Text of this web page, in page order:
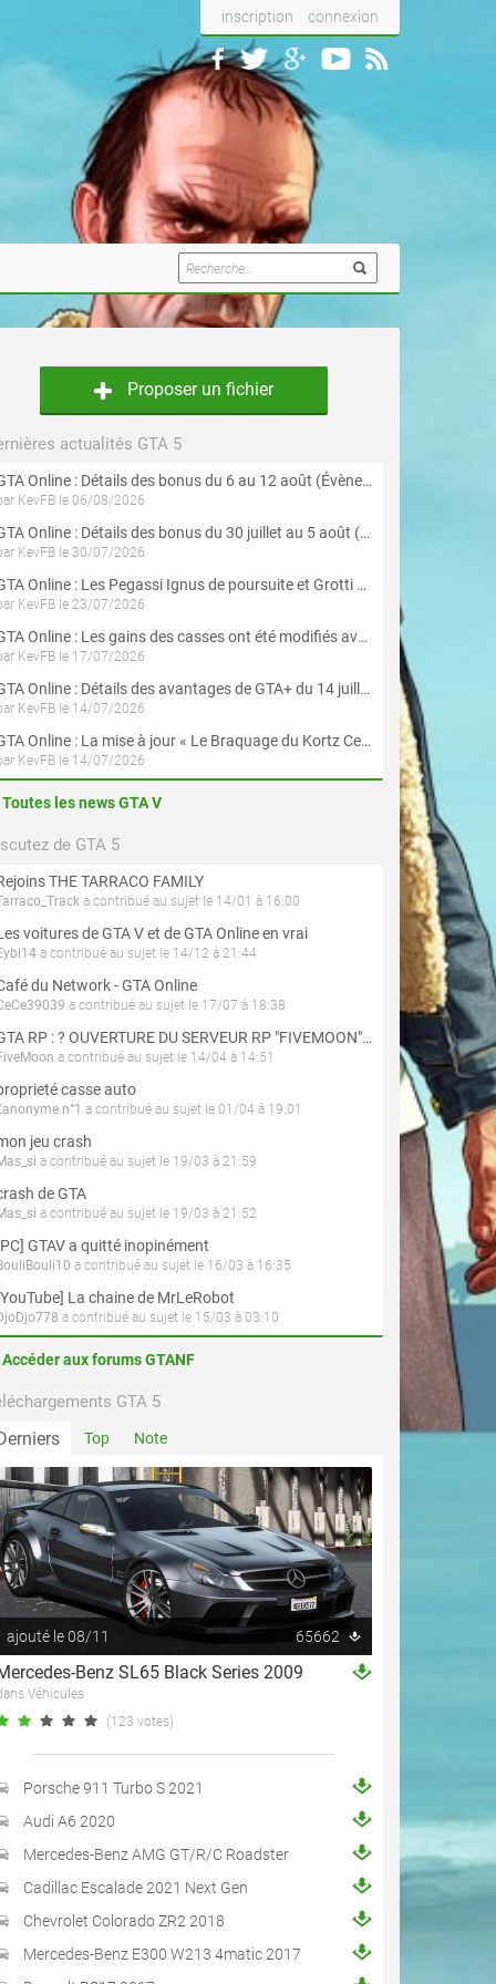
inscription connexion
Proposer un fichier
actualités GTA 5
GTA Online : Détails des bonus du 6 au 12 août (Évènement « Braquages de l'été » - Suite et fin)
KevFB le 06/08/2026
GTA Online : Détails des bonus du 30 juillet au 5 août (Évènement « Braquages d'été »)
KevFB le 30/07/2026
GTA Online : Les Pegassi Ignus de poursuite et Grotti Veleno GT sont maintenant disponibles
KevFB le 23/07/2026
GTA Online : Les gains des casses ont été modifiés avec la mise à jour « Le Braquage du Kortz Center »
KevFB le 17/07/2026
GTA Online : Détails des avantages de GTA+ du 14 juillet au 12 août
KevFB le 14/07/2026
GTA Online : La mise à jour « Le Braquage du Kortz Center » est maintenant disponible
KevFB le 14/07/2026
Toutes les news GTA V
de GTA 5
THE TARRACO FAMILY
a contribué au sujet le 14/01 à 16:00
voitures de GTA V et de GTA Online en vrai
a contribué au sujet le 14/12 à 21:44
du Network - GTA Online
a contribué au sujet le 17/07 à 18:38
GTA RP : ? OUVERTURE DU SERVEUR RP "FIVEMOON"  ACCÈS LIBRE ?
a contribué au sujet le 14/04 à 14:51
casse auto
n°1 a contribué au sujet le 01/04 à 19:01
jeu crash
a contribué au sujet le 19/03 à 21:59
de GTA
a contribué au sujet le 19/03 à 21:52
GTAV a quitté inopinément
a contribué au sujet le 16/03 à 16:35
La chaine de MrLeRobot
a contribué au sujet le 15/03 à 03:10
Accéder aux forums GTANF
GTA 5
Top Note
ajouté le 08/11 65662
Benz SL65 Black Series 2009
Véhicules
(123 votes)
Porsche 911 Turbo S 2021
Audi A6 2020
Mercedes-Benz AMG GT/R/C Roadster
Cadillac Escalade 2021 Next Gen
Chevrolet Colorado ZR2 2018
Mercedes-Benz E300 W213 4matic 2017